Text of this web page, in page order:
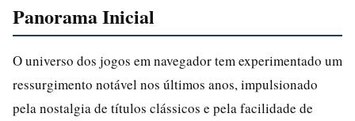
Panorama Inicial
O universo dos jogos em navegador tem experimentado um
ressurgimento notável nos últimos anos, impulsionado
pela nostalgia de títulos clássicos e pela facilidade de